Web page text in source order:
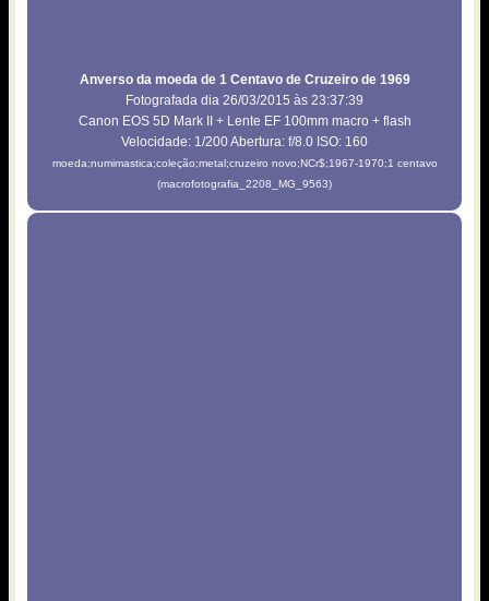
Anverso da moeda de 1 Centavo de Cruzeiro de 1969
Fotografada dia 26/03/2015 às 23:37:39
Canon EOS 5D Mark II + Lente EF 100mm macro + flash
Velocidade: 1/200 Abertura: f/8.0 ISO: 160
moeda;numimastica;coleção;metal;cruzeiro novo;NCr$;1967-1970;1 centavo
(macrofotografia_2208_MG_9563)